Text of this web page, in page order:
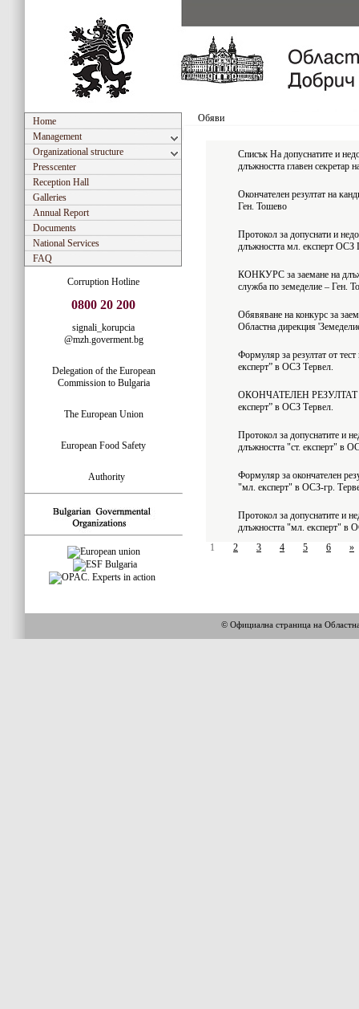
Home
Management
Organizational structure
Presscenter
Reception Hall
Galleries
Annual Report
Documents
National Services
FAQ
Corruption Hotline
0800 20 200
signali_korupcia
@mzh.goverment.bg
Delegation of the European
Commission to Bulgaria
The European Union
European Food Safety
Authority
Обяви
Списък На допуснатите и
длъжността главен секретар
Окончателен резултат на
Ген. Тошево
Протокол за допуснати и
длъжността мл. експерт ОСЗ
КОНКУРС за заемане на
служба по земеделие – Ген.
Обявяване на конкурс за
Областна дирекция
Формуляр за резултат от
експерт” в ОСЗ Тервел.
ОКОНЧАТЕЛЕН РЕЗУЛТАТ на
експерт” в ОСЗ Тервел.
Протокол за допуснатите и
длъжността "ст. експерт" в
Формуляр за окончателен
"мл. експерт" в ОСЗ-гр.
Протокол за допуснатите и
длъжността "мл. експерт" в
1
2 3 4 5 6 »
© Официална страница на